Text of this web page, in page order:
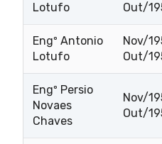
Lotufo
Out/
Engº Antonio
Lotufo
Nov/
Out/
Engº Persio
Novaes
Chaves
Nov/
Out/